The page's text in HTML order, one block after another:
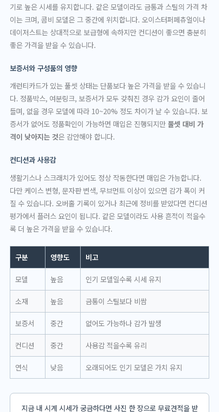
기로 높은 시세를 유지합니다. 같은 모델이라도 금통과 스틸의 가격 차
이는 크며, 콤비 모델은 그 중간에 위치합니다. 오이스터퍼페츄얼이나
데이저스트는 상대적으로 보급형에 속하지만 컨디션이 좋으면 충분히
좋은 가격을 받을 수 있습니다.
보증서와 구성품의 영향
개런티카드가 있는 풀셋 상태는 단품보다 높은 가격을 받을 수 있습니
다. 정품박스, 여분링크, 보증서가 모두 갖춰진 경우 감가 요인이 줄어
들며, 없을 경우 모델에 따라 10~20% 정도 차이가 날 수 있습니다. 보
증서가 없어도 정품확인이 가능하면 매입은 진행되지만 풀셋 대비 가
격이 낮아지는 것은 감안해야 합니다.
컨디션과 사용감
생활기스나 스크래치가 있어도 정상 작동한다면 매입은 가능합니다.
다만 케이스 변형, 문자판 변색, 무브먼트 이상이 있으면 감가 폭이 커
질 수 있습니다. 오버홀 기록이 있거나 최근에 정비를 받았다면 컨디션
평가에서 플러스 요인이 됩니다. 같은 모델이라도 사용 흔적이 적을수
록 더 높은 가격을 받을 수 있습니다.
구분 영향도 비고
모델 높음 인기 모델일수록 시세 유지
소재 높음 금통이 스틸보다 비쌈
보증서 중간 없어도 가능하나 감가 발생
컨디션 중간 사용감 적을수록 유리
연식 낮음 오래되어도 인기 모델은 가치 유지
지금 내 시계 시세가 궁금하다면 사진 한 장으로 무료견적을 받